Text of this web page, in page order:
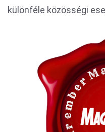
különféle közösségi